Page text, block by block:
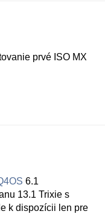
prvé ISO MX
6.1
13.1 Trixie s
k dispozícii len pre